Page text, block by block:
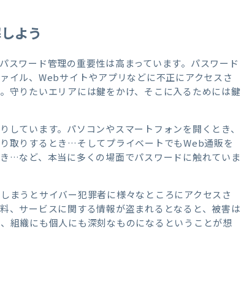
よう
スワード管理の重要性は高まっています。パスワード
イル、Webサイトやアプリなどに不正にアクセスさ
守りたいエリアには鍵をかけ、そこに入るためには鍵
ています。パソコンやスマートフォンを開くとき、
取りするとき…そしてプライベートでもWeb通販を
…など、本当に多くの場面でパスワードに触れていま
まうとサイバー犯罪者に様々なところにアクセスさ
、サービスに関する情報が盗まれるとなると、被害は
組織にも個人にも深刻なものになるということが想